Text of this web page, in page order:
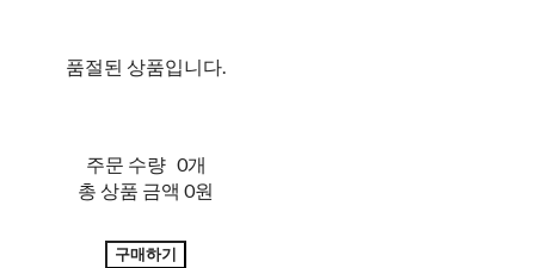
품절된 상품입니다.
주문 수량 0개
총 상품 금액 0원
구매하기